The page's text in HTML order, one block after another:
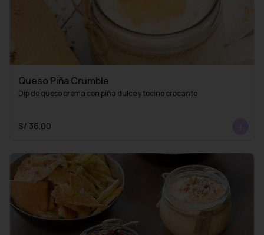
Queso Piña Crumble
Dip de queso crema con piña dulce y tocino crocante
S/ 36.00